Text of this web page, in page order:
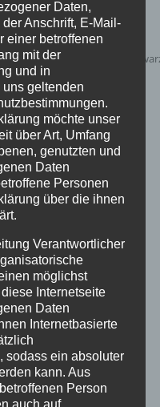
Daten,
Anschrift, E-Mail-
einer betroffenen
mit der
und in
geltenden
möchte unser
über Art, Umfang
genutzten und
Daten
Personen
über die ihnen
Verantwortlicher
möglichst
Internetseite
Daten
Internetbasierte
sodass ein absoluter
kann. Aus
Person
auch auf